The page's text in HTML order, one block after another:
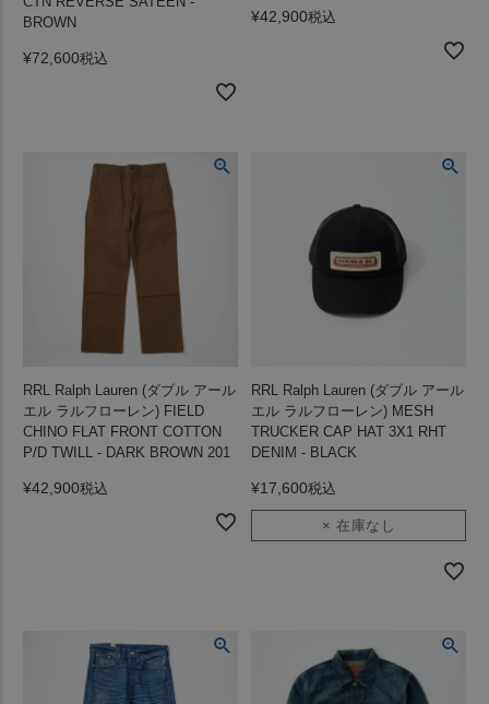
BROWN
¥72,600税込
¥42,900税込
RRL Ralph Lauren (ダブル アール
エル ラルフローレン) FIELD
CHINO FLAT FRONT COTTON
P/D TWILL - DARK BROWN 201
¥42,900税込
RRL Ralph Lauren (ダブル アール
エル ラルフローレン) MESH
TRUCKER CAP HAT 3X1 RHT
DENIM - BLACK
¥17,600税込
× 在庫なし